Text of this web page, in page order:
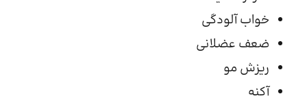
خواب آلودگی
ضعف عضلانی
ریزش مو
آکنه